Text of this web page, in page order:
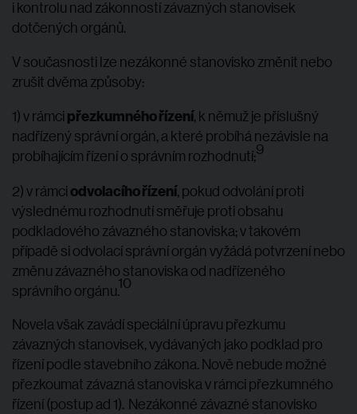
i kontrolu nad zákonností závazných stanovisek
dotčených orgánů.
V současnosti lze nezákonné stanovisko změnit nebo
zrušit dvěma způsoby:
1) v rámci přezkumného řízení, k němuž je příslušný
nadřízený správní orgán, a které probíhá nezávisle na
probíhajícím řízení o správním rozhodnutí;9
2) v rámciodvolacího řízení, pokud odvolání proti
výslednému rozhodnutí směřuje proti obsahu
podkladového závazného stanoviska; v takovém
případě si odvolací správní orgán vyžádá potvrzení nebo
změnu závazného stanoviska od nadřízeného
správního orgánu.10
Novela však zavádí speciální úpravu přezkumu
závazných stanovisek, vydávaných jako podklad pro
řízení podle stavebního zákona. Nově nebude možné
přezkoumat závazná stanoviska v rámci přezkumného
řízení (postup ad 1). Nezákonné závazné stanovisko